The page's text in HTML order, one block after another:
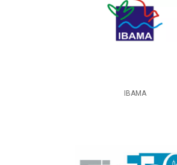
IBAMA